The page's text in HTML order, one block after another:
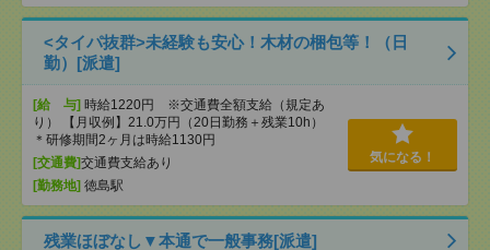
<タイパ抜群>未経験も安心！木材の梱包等！（日
勤）[派遣]
[給 与] 時給1220円 ※交通費全額支給（規定あ
り） 【月収例】21.0万円（20日勤務＋残業10h）
＊研修期間2ヶ月は時給1130円
[交通費]交通費支給あり
[勤務地] 徳島駅
気になる！
残業ほぼなし▼本通で一般事務[派遣]